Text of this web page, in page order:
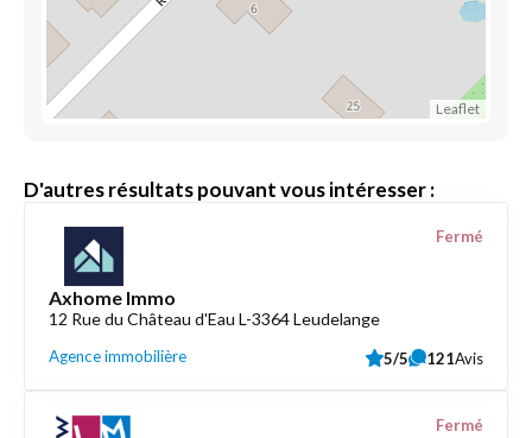
Leaflet
D'autres résultats pouvant vous intéresser :
Axhome Immo
12 Rue du Château d'Eau L-3364 Leudelange
Agence immobilière
Fermé
5/5 121Avis
Fermé